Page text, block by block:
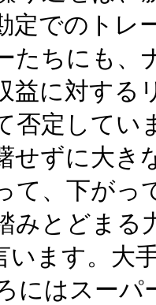
定でのトレ
たちにも、
益に対す
否定して
せずに大き
て、下がっ
みとどまる
います。大
にはスー